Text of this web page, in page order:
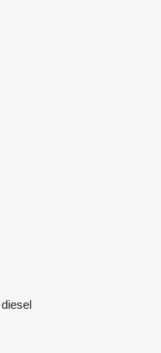
diesel